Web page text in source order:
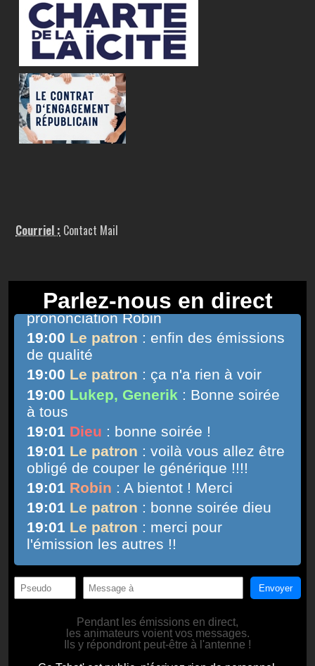
Courriel : Contact Mail